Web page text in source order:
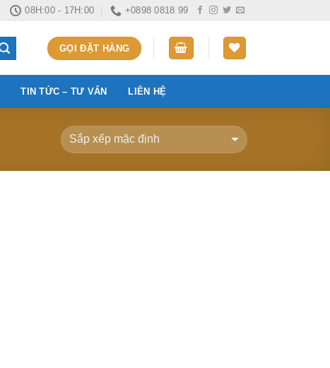
08H:00 - 17H:00 +0898 0818 99
GỌI ĐẶT HÀNG
TIN TỨC – TƯ VẤN LIÊN HỆ